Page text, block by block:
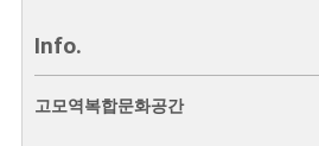
Info.
고모역복합문화공간